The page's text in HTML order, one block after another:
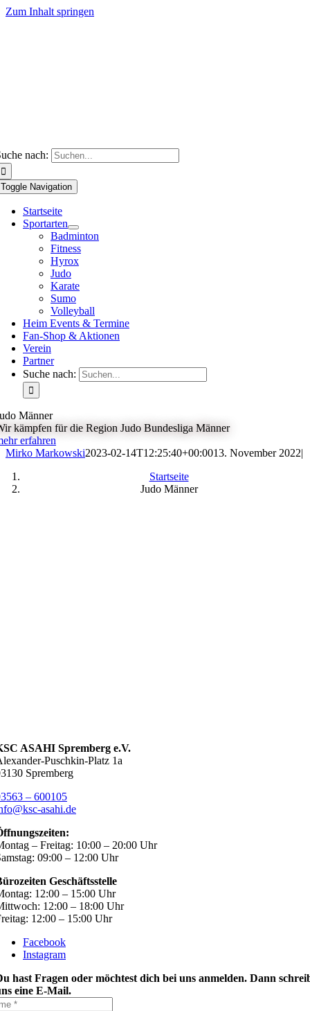
Zum Inhalt springen
nach:
Toggle Navigation
Startseite
Sportarten
Badminton
Fitness
Hyrox
Judo
Karate
Sumo
Volleyball
Heim Events & Termine
Fan-Shop & Aktionen
Verein
Partner
Suche nach:
Männer
kämpfen für die Region Judo Bundesliga Männer
erfahren
Mirko Markowski2023-02-14T12:25:40+00:0013. November 2022|
Startseite
Judo Männer
ASAHI Spremberg e.V.
Puschkin-Platz 1a
Spremberg
– 600105
asahi.de
– Freitag: 10:00 – 20:00 Uhr
09:00 – 12:00 Uhr
Geschäftsstelle
12:00 – 15:00 Uhr
12:00 – 18:00 Uhr
12:00 – 15:00 Uhr
Facebook
Instagram
hast Fragen oder möchtest dich bei uns anmelden. Dann
eine E-Mail.